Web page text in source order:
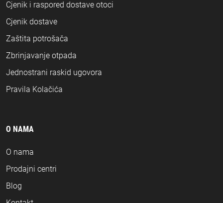
Cjenik i raspored dostave otoci
Cjenik dostave
Zaštita potrošača
Zbrinjavanje otpada
Jednostrani raskid ugovora
Pravila Kolačića
O NAMA
O nama
Prodajni centri
Blog